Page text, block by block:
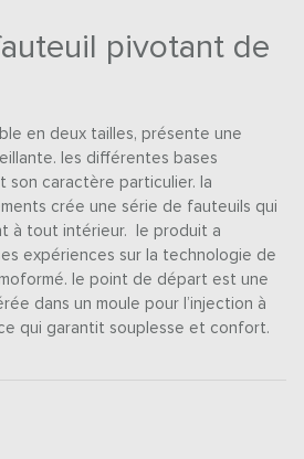
pivotant de
en deux tailles, présente une
les différentes bases
son caractère particulier. la
crée une série de fauteuils qui
à tout intérieur. le produit a
expériences sur la technologie de
le point de départ est une
dans un moule pour l’injection à
qui garantit souplesse et confort.